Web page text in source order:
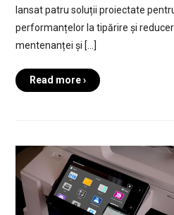
lansat patru soluții proiectate
performanțelor la tipărire și
mentenanței și […]
Read more ›